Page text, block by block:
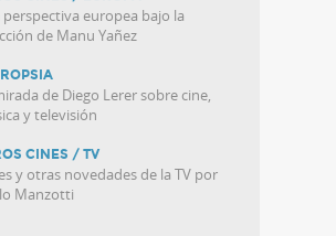
perspectiva europea bajo la
de Manu Yañez
de Diego Lerer sobre cine,
y televisión
CINES / TV
y otras novedades de la TV por
Manzotti